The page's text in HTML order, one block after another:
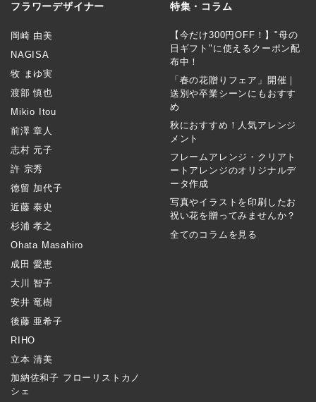
フラワーデザイナー
岡崎 由美
NAGISA
牧 まゆ実
渡部 慎也
Mikio Itou
前澤 章人
志村 元子
許 宗秀
徳留 加代子
近藤 泰史
杉浦 孝之
Ohata Masahiro
成田 愛恵
大川 智子
安井 竜樹
後藤 亜希子
RIHO
立本 清美
加納佐和子 フローリストカノ
シェ
特集・コラム
【今だけ300円OFF！】"母の
日ギフト"に使えるクーポン配
布中！
「春の花贈りフェア」開催｜
送別や卒業シーンにもおすす
め
秋におすすめ！人気アレンジ
メント
フレームアレンジ・クリアト
ートアレンジのオリジナルデ
ータ作成
写真やイラストを印刷したお
祝い花を贈ってみませんか？
全てのコラムを見る